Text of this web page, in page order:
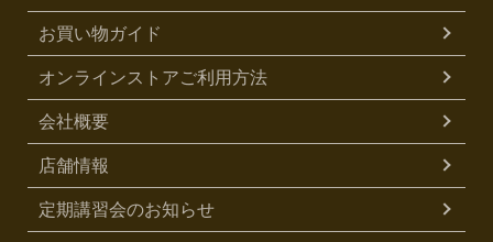
お買い物ガイド
オンラインストアご利用方法
会社概要
店舗情報
定期講習会のお知らせ